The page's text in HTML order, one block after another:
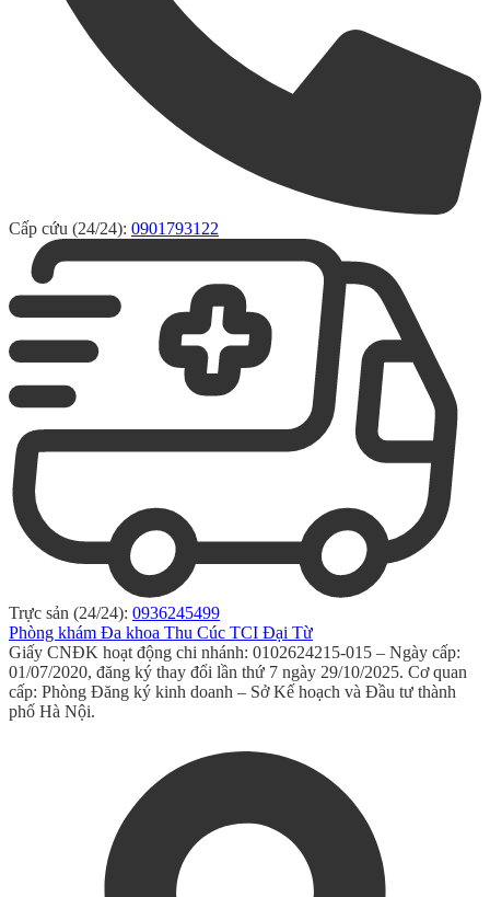
Cấp cứu (24/24): 0901793122
Trực sản (24/24): 0936245499
Phòng khám Đa khoa Thu Cúc TCI Đại Từ
Giấy CNĐK hoạt động chi nhánh: 0102624215-015 – Ngày cấp:
01/07/2020, đăng ký thay đổi lần thứ 7 ngày 29/10/2025. Cơ quan
cấp: Phòng Đăng ký kinh doanh – Sở Kế hoạch và Đầu tư thành
phố Hà Nội.